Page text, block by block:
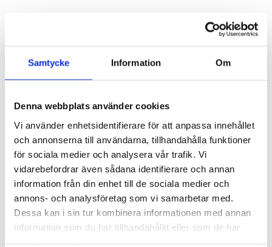
Samtycke Information Om
Denna webbplats använder cookies
Vi använder enhetsidentifierare för att anpassa innehållet
och annonserna till användarna, tillhandahålla funktioner
för sociala medier och analysera vår trafik. Vi
vidarebefordrar även sådana identifierare och annan
information från din enhet till de sociala medier och
annons- och analysföretag som vi samarbetar med.
Dessa kan i sin tur kombinera informationen med annan
information som du har tillhandahållit eller som de har
Inkomstdeklaration för bolaget och
dig som ägare
Bolagets inkomstdeklaration
Vi upprättar bolagets inkomstdeklaration korrekt och i tid,
med rätt underlag till grund.
Din privata deklaration, vi hjälper med helheten
Vi hjälper dig även med din privata deklaration, så att din lön,
utdelning och övriga uppgifter hänger ihop med bolagets.